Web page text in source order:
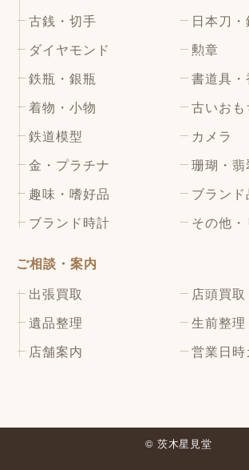
古銭・切手 日本刀・
ダイヤモンド 勲章
鉄瓶・銀瓶 書道具・
着物・小物 古いおも
鉄道模型 カメラ
金・プラチナ 珊瑚・翡
趣味・嗜好品 ブランド
ブランド時計 その他・
ご相談・案内
出張買取 店頭買取
遺品整理 生前整理
店舗案内 営業日時
© 茨木星見堂